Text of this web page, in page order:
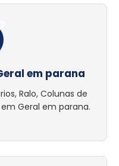
em parana
Ralo, Colunas de
em Geral em parana.